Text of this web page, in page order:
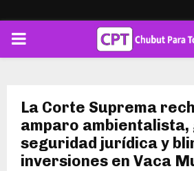
PRIMARY
La Corte Suprema
amparo
seguridad jurídica y
inversiones en Vaca